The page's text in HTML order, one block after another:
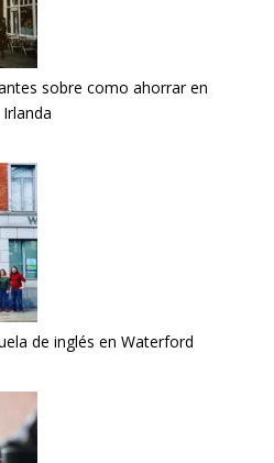
sobre como ahorrar en
Irlanda
de inglés en Waterford